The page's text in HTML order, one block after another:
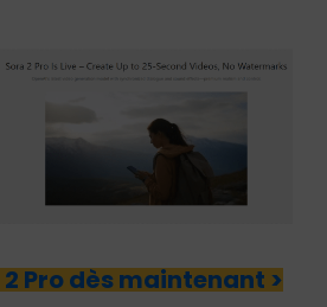
2 Pro dès maintenant >